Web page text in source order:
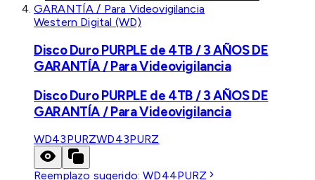
Western Digital (WD)
Disco Duro PURPLE de 4TB / 3 AÑOS DE
GARANTÍA / Para Videovigilancia
Disco Duro PURPLE de 4TB / 3 AÑOS DE
GARANTÍA / Para Videovigilancia
WD43PURZWD43PURZ
Reemplazo sugerido:WD44PURZ